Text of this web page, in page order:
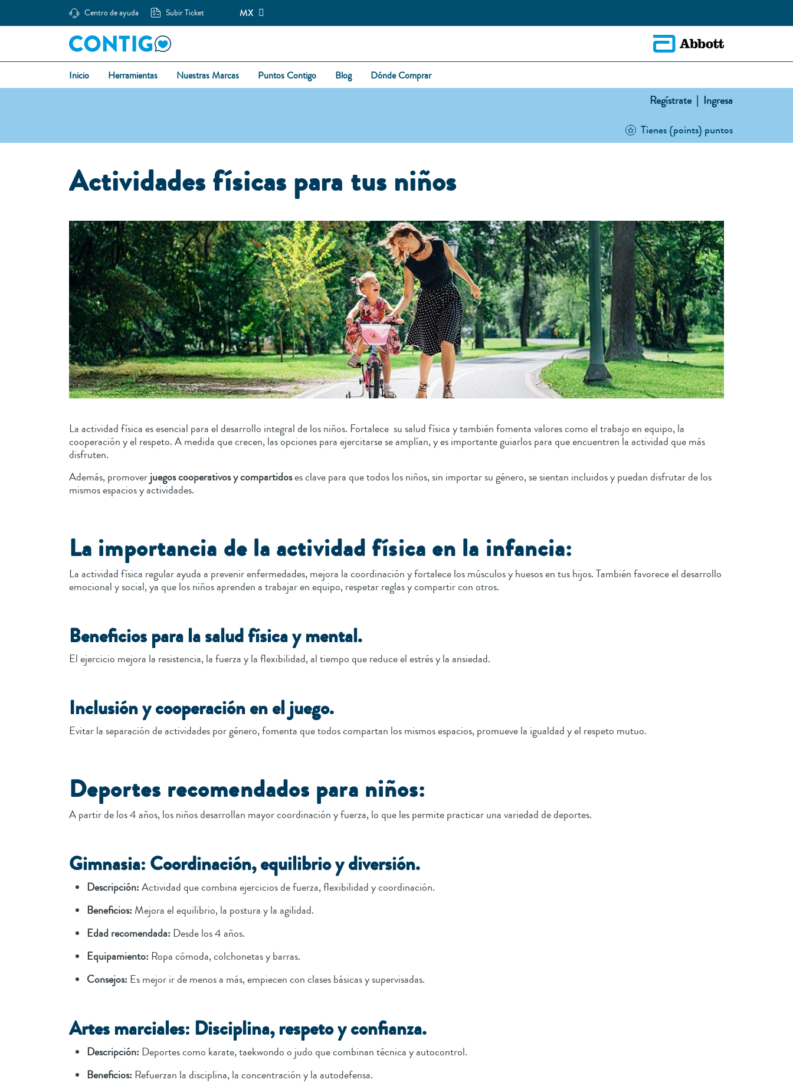
Centro de ayuda Subir Ticket MX
Inicio Herramientas Nuestras Marcas Puntos Contigo Blog Dónde Comprar
Regístrate | Ingresa
Tienes {points} puntos
Actividades físicas para tus niños
La actividad física es esencial para el desarrollo integral de los niños. Fortalece su salud física y también fomenta valores como el trabajo en equipo, la
cooperación y el respeto. A medida que crecen, las opciones para ejercitarse se amplían, y es importante guiarlos para que encuentren la actividad que más
disfruten.
Además, promoverjuegos cooperativos y compartidoses clave para que todos los niños, sin importar su género, se sientan incluidos y puedan disfrutar de los
mismos espacios y actividades.
La importancia de la actividad física en la infancia:
La actividad física regular ayuda a prevenir enfermedades, mejora la coordinación y fortalece los músculos y huesos en tus hijos. También favorece el desarrollo
emocional y social, ya que los niños aprenden a trabajar en equipo, respetar reglas y compartir con otros.
Beneficios para la salud física y mental.
El ejercicio mejora la resistencia, la fuerza y la flexibilidad, al tiempo que reduce el estrés y la ansiedad.
Inclusión y cooperación en el juego.
Evitar la separación de actividades por género, fomenta que todos compartan los mismos espacios, promueve la igualdad y el respeto mutuo.
Deportes recomendados para niños:
A partir de los 4 años, los niños desarrollan mayor coordinación y fuerza, lo que les permite practicar una variedad de deportes.
Gimnasia: Coordinación, equilibrio y diversión.
Descripción:Actividad que combina ejercicios de fuerza, flexibilidad y coordinación.
Beneficios: Mejora el equilibrio, la postura y la agilidad.
Edad recomendada: Desde los 4 años.
Equipamiento: Ropa cómoda, colchonetas y barras.
Consejos: Es mejor ir de menos a más, empiecen con clases básicas y supervisadas.
Artes marciales: Disciplina, respeto y confianza.
Descripción: Deportes como karate, taekwondo o judo que combinan técnica y autocontrol.
Beneficios: Refuerzan la disciplina, la concentración y la autodefensa.